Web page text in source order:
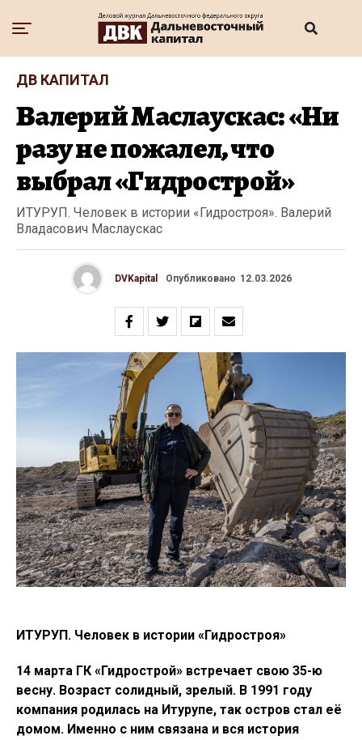
ДВ КАПИТАЛ
Валерий Маслаускас: «Ни
разу не пожалел, что
выбрал «Гидрострой»
ИТУРУП. Человек в истории «Гидростроя». Валерий
Владасович Маслаускас
DVKapital Опубликовано 12.03.2026
ИТУРУП. Человек в истории «Гидростроя»
14 марта ГК «Гидрострой» встречает свою 35-ю
весну. Возраст солидный, зрелый. В 1991 году
компания родилась на Итурупе, так остров стал её
домом. Именно с ним связана и вся история